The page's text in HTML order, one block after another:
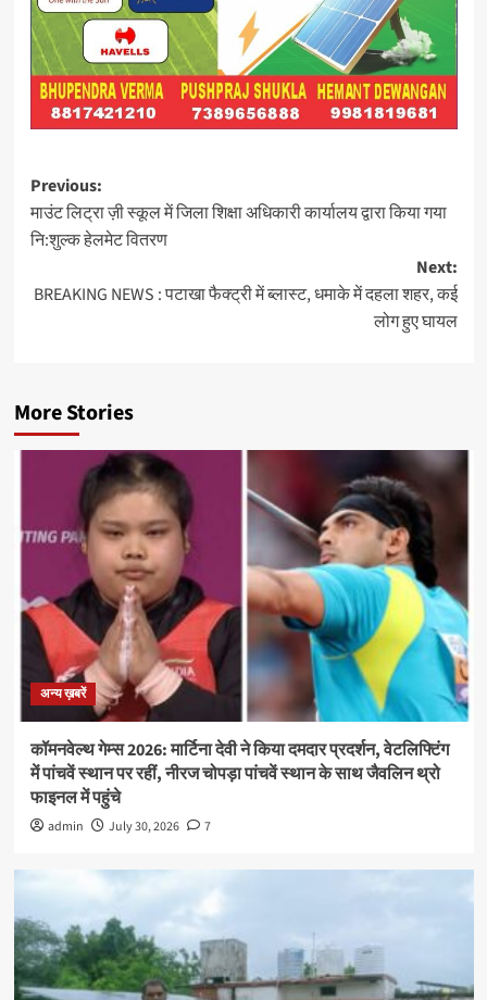
Post
navigation
Previous:
माउंट लिट्रा ज़ी स्कूल में जिला शिक्षा अधिकारी कार्यालय द्वारा किया गया
नि:शुल्क हेलमेट वितरण
Next:
BREAKING NEWS : पटाखा फैक्ट्री में ब्लास्ट, धमाके में दहला शहर, कई
लोग हुए घायल
More Stories
अन्य ख़बरें
कॉमनवेल्थ गेम्स 2026: मार्टिना देवी ने किया दमदार प्रदर्शन, वेटलिफ्टिंग
में पांचवें स्थान पर रहीं, नीरज चोपड़ा पांचवें स्थान के साथ जैवलिन थ्रो
फाइनल में पहुंचे
admin July 30, 2026 7